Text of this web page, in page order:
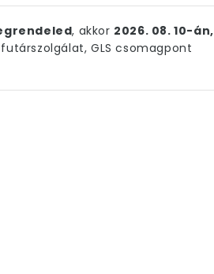
, akkor 2026. 08. 10-án,
GLS csomagpont